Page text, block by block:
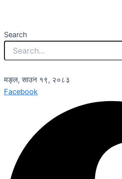
Search
मङ्ल, साउन १९, २०८३
Facebook